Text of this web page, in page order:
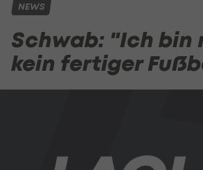
NEWS
Schwab: "Ich bin
kein fertiger